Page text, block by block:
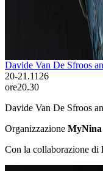
Davide Van
Più
Davide Van De Sfroos
20-21.11 26
ore20.30
Davide Van De Sfroos
Organizzazione MyNina
Con la collaborazione di